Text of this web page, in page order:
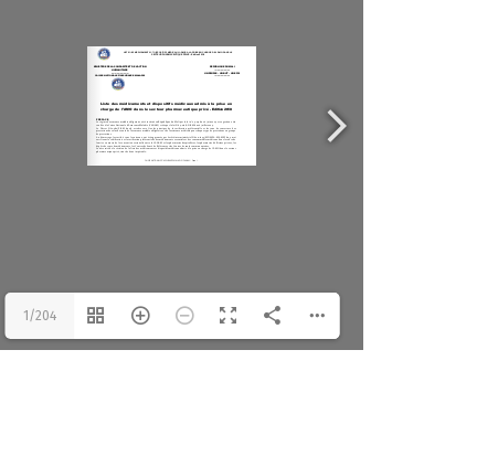
1/204